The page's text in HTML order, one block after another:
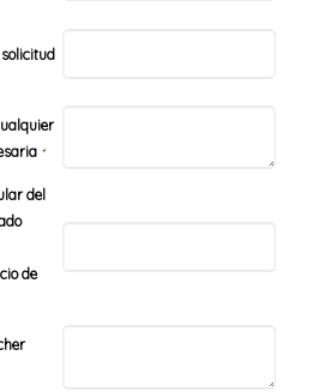
*
del
de